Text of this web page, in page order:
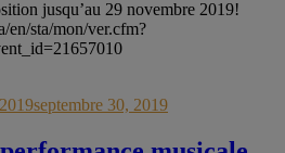
jusqu’au 29 novembre 2019!
en/sta/mon/ver.cfm?
septembre 30, 2019